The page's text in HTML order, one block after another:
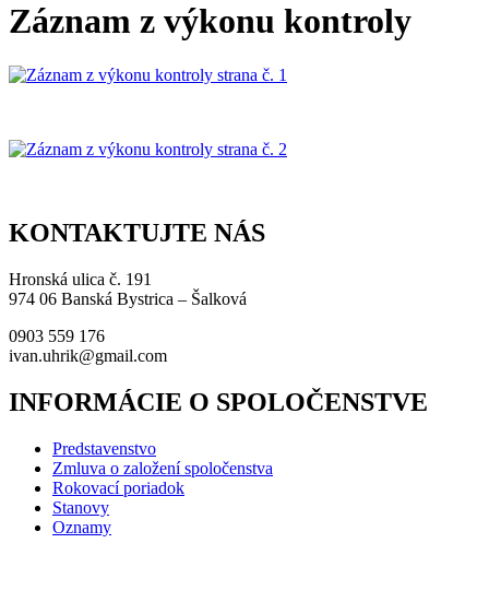
Záznam z výkonu kontroly
KONTAKTUJTE NÁS
Hronská ulica č. 191
974 06 Banská Bystrica – Šalková
0903 559 176
ivan.uhrik@gmail.com
INFORMÁCIE O SPOLOČENSTVE
Predstavenstvo
Zmluva o založení spoločenstva
Rokovací poriadok
Stanovy
Oznamy